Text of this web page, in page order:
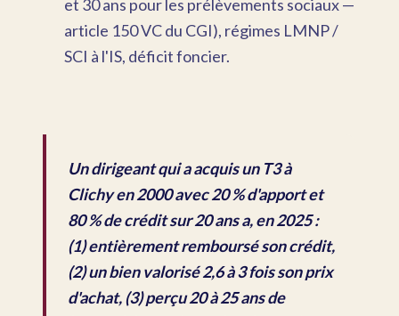
et 30 ans pour les prélèvements sociaux —
article 150 VC du CGI), régimes LMNP /
SCI à l'IS, déficit foncier.
Un dirigeant qui a acquis un T3 à
Clichy en 2000 avec 20 % d'apport et
80 % de crédit sur 20 ans a, en 2025 :
(1) entièrement remboursé son crédit,
(2) un bien valorisé 2,6 à 3 fois son prix
d'achat, (3) perçu 20 à 25 ans de